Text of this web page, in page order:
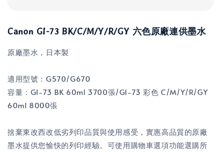
Canon GI-73 BK/C/M/Y/R/GY 六色原廠連供墨水
原廠墨水，日本製
適用型號：G570/G670
容量：GI-73 BK 60ml 3700張/GI-73 彩色 C/M/Y/R/GY
60ml 8000張
捨棄東改西改低劣列印品質與使用感受，實惠高品質的原廠
墨水提供您愉快的列印經驗。可使用購物車選項功能選購所